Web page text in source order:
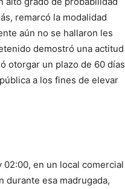
remarcó la modalidad
aún no se hallaron les
demostró una actitud
otorgar un plazo de 60 días
a los fines de elevar
en un local comercial
durante esa madrugada,